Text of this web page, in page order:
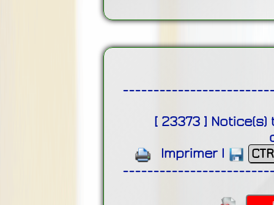
[ 23373 ] Notice(s)
Imprimer|